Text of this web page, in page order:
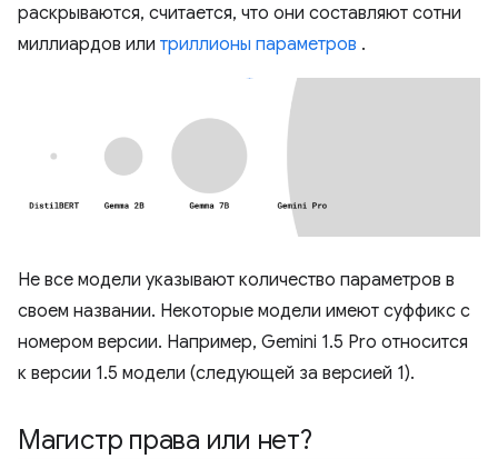
раскрываются, считается, что они составляют сотни
миллиардов или триллионы параметров .
Не все модели указывают количество параметров в
своем названии. Некоторые модели имеют суффикс с
номером версии. Например, Gemini 1.5 Pro относится
к версии 1.5 модели (следующей за версией 1).
Магистр права или нет?